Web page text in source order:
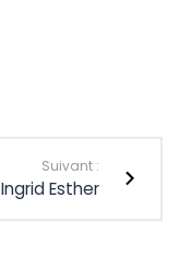
Suivant :
Ingrid Esther